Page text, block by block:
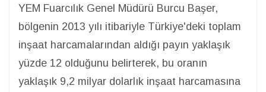
YEM Fuarcılık Genel Müdürü Burcu Başer,
bölgenin 2013 yılı itibariyle Türkiye'deki toplam
inşaat harcamalarından aldığı payın yaklaşık
yüzde 12 olduğunu belirterek, bu oranın
yaklaşık 9,2 milyar dolarlık inşaat harcamasına